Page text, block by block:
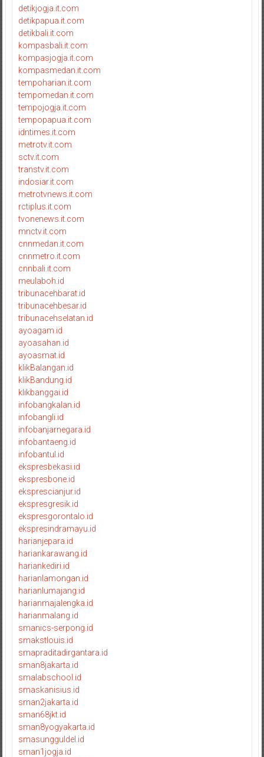
detikjogja.it.com
detikpapua.it.com
detikbali.it.com
kompasbali.it.com
kompasjogja.it.com
kompasmedan.it.com
tempoharian.it.com
tempomedan.it.com
tempojogja.it.com
tempopapua.it.com
idntimes.it.com
metrotv.it.com
sctv.it.com
transtv.it.com
indosiar.it.com
metrotvnews.it.com
rctiplus.it.com
tvonenews.it.com
mnctv.it.com
cnnmedan.it.com
cnnmetro.it.com
cnnbali.it.com
meulaboh.id
tribunacehbarat.id
tribunacehbesar.id
tribunacehselatan.id
ayoagam.id
ayoasahan.id
ayoasmat.id
klikBalangan.id
klikBandung.id
klikbanggai.id
infobangkalan.id
infobangli.id
infobanjarnegara.id
infobantaeng.id
infobantul.id
ekspresbekasi.id
ekspresbone.id
eksprescianjur.id
ekspresgresik.id
ekspresgorontalo.id
ekspresindramayu.id
harianjepara.id
hariankarawang.id
hariankediri.id
harianlamongan.id
harianlumajang.id
harianmajalengka.id
harianmalang.id
smanics-serpong.id
smakstlouis.id
smapraditadirgantara.id
sman8jakarta.id
smalabschool.id
smaskanisius.id
sman2jakarta.id
sman68jkt.id
sman8yogyakarta.id
smasungguldel.id
sman1jogja.id